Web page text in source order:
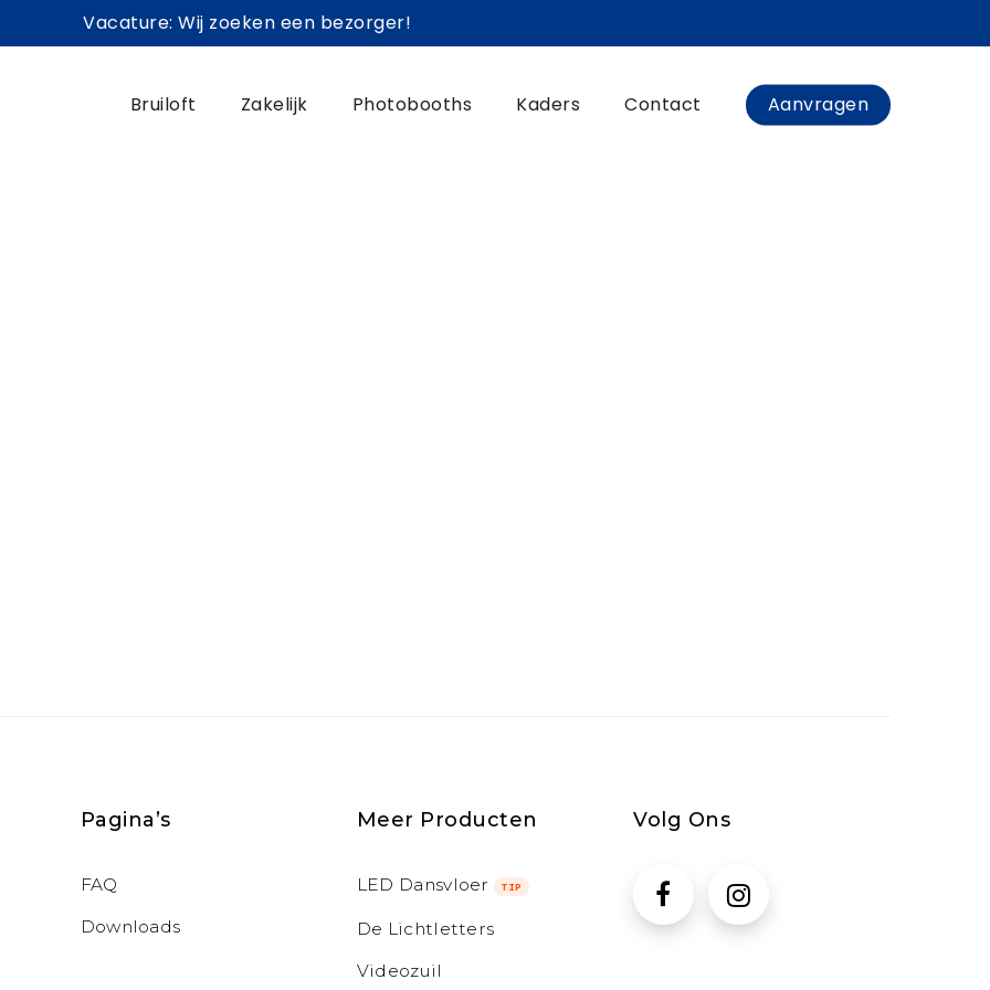
Vacature: Wij zoeken een bezorger!
Bruiloft Zakelijk Photobooths Kaders Contact Aanvragen
Pagina’s
FAQ
Downloads
Meer Producten
LED Dansvloer TIP
De Lichtletters
Videozuil
Volg Ons